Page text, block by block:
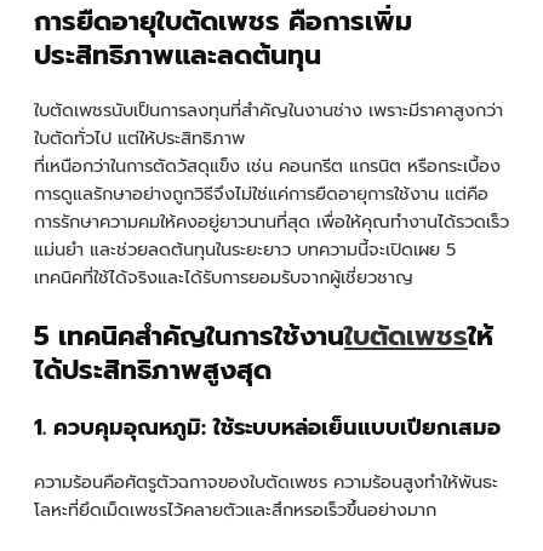
การยืดอายุใบตัดเพชร คือการเพิ่ม
ประสิทธิภาพและลดต้นทุน
ใบตัดเพชรนับเป็นการลงทุนที่สำคัญในงานช่าง เพราะมีราคาสูงกว่า
ใบตัดทั่วไป แต่ให้ประสิทธิภาพ
ที่เหนือกว่าในการตัดวัสดุแข็ง เช่น คอนกรีต แกรนิต หรือกระเบื้อง
การดูแลรักษาอย่างถูกวิธีจึงไม่ใช่แค่การยืดอายุการใช้งาน แต่คือ
การรักษาความคมให้คงอยู่ยาวนานที่สุด เพื่อให้คุณทำงานได้รวดเร็ว
แม่นยำ และช่วยลดต้นทุนในระยะยาว บทความนี้จะเปิดเผย 5
เทคนิคที่ใช้ได้จริงและได้รับการยอมรับจากผู้เชี่ยวชาญ
5 เทคนิคสำคัญในการใช้งานใบตัดเพชรให้
ได้ประสิทธิภาพสูงสุด
1. ควบคุมอุณหภูมิ: ใช้ระบบหล่อเย็นแบบเปียกเสมอ
ความร้อนคือศัตรูตัวฉกาจของใบตัดเพชร ความร้อนสูงทำให้พันธะ
โลหะที่ยึดเม็ดเพชรไว้คลายตัวและสึกหรอเร็วขึ้นอย่างมาก